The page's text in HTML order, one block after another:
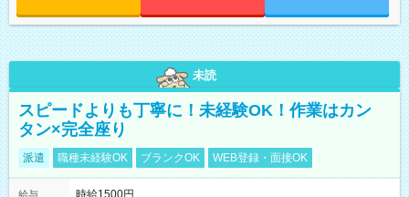
未読
スピードよりも丁寧に！未経験OK！作業はカン
タン×完全座り
派遣 職種未経験OK ブランクOK WEB登録・面接OK
給与
時給1500円